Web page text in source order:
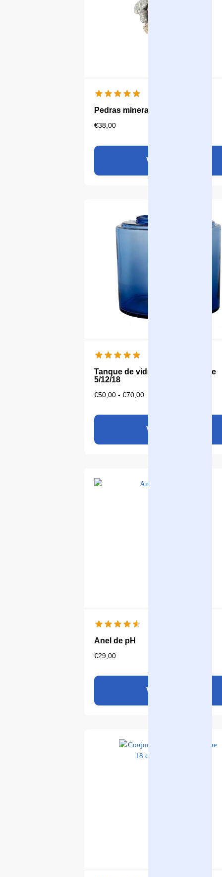
Pedras minerais Aqualine 18
€38,00
Ver produto
Tanque de vidro para o Aqualine
5/12/18
€50,00 - €70,00
Ver produto
Anel de pH
€29,00
Ver produto